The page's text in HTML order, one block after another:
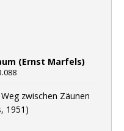
(Ernst Marfels)